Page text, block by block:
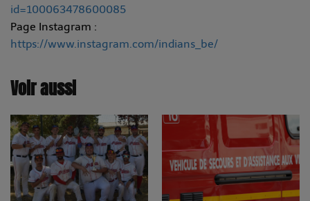
id=100063478600085
Page Instagram :
https://www.instagram.com/indians_be/
Voir aussi